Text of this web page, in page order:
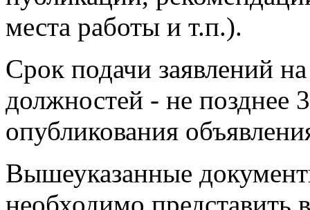
места работы и т.п.).
Срок подачи заявлений
должностей - не позднее
опубликования
Вышеуказанные
необходимо представить